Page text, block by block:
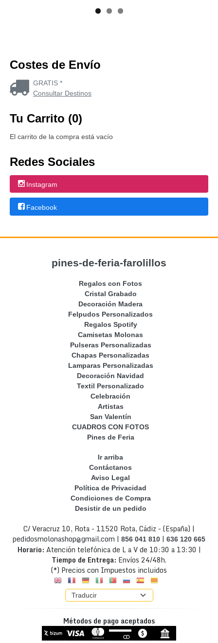
Costes de Envío
GRATIS *
Consultar Destinos
Tu Carrito (0)
El carrito de la compra está vacío
Redes Sociales
Instagram
Facebook
pines-de-feria-farolillos
Regalos con Fotos
Cristal Grabado
Decoración Madera
Felpudos Personalizados
Regalos Spotify
Camisetas Molonas
Pulseras Personalizadas
Chapas Personalizadas
Lamparas Personalizadas
Decoración Navidad
Textil Personalizado
Celebración
Artistas
San Valentín
CUADROS CON FOTOS
Pines de Feria
Ir arriba
Contáctanos
Aviso Legal
Política de Privacidad
Condiciones de Compra
Desistir de un pedido
C/ Veracruz 10, Rota - 11520 Rota, Cádiz - (España) |
pedidosmolonashop@gmail.com | 856 041 810 | 636 120 665
Horario: Atención telefónica de L a V de 10:30 a 13:30 |
Tiempo de Entrega: Envíos 24/48h.
(*) Precios con Impuestos incluidos
Métodos de pago aceptados